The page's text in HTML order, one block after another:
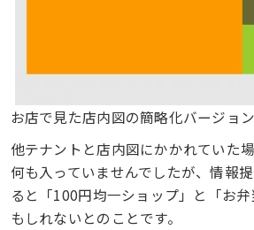
お店で見た店内図の簡略化バージョン
他テナントと店内図にかかれていた
何も入っていませんでしたが、情報
ると「100円均一ショップ」と「お
もしれないとのことです。